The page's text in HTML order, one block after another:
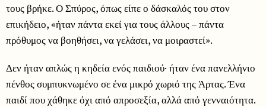
τους βρήκε. Ο Σπύρος, όπως είπε ο δάσκαλός του στον
επικήδειο, «ήταν πάντα εκεί για τους άλλους – πάντα
πρόθυμος να βοηθήσει, να γελάσει, να μοιραστεί».
Δεν ήταν απλώς η κηδεία ενός παιδιού· ήταν ένα πανελλήνιο
πένθος συμπυκνωμένο σε ένα μικρό χωριό της Άρτας. Ένα
παιδί που χάθηκε όχι από απροσεξία, αλλά από γενναιότητα.